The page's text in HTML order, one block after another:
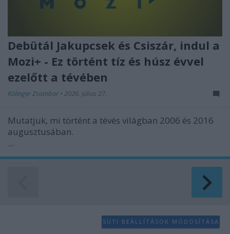
Debütál Jakupcsek és Csiszár, indul a
Mozi+ - Ez történt tíz és húsz évvel
ezelőtt a tévében
Kólinger Zsombor • 2026. július 27.
Mutatjuk, mi történt a tévés világban 2006 és 2016
augusztusában.
...
SÜTI BEÁLLÍTÁSOK MÓDOSÍTÁSA